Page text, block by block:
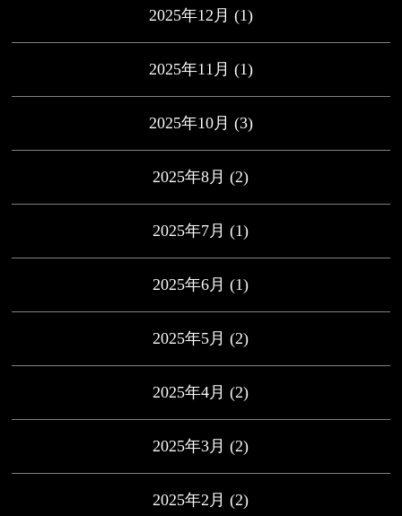
2025年12月 (1)
2025年11月 (1)
2025年10月 (3)
2025年8月 (2)
2025年7月 (1)
2025年6月 (1)
2025年5月 (2)
2025年4月 (2)
2025年3月 (2)
2025年2月 (2)